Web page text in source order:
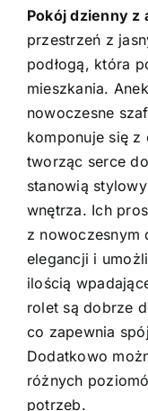
Pokój dzienny z
przestrzeń z
podłogą, która
mieszkania.
nowoczesne
komponuje się
tworząc serce
stanowią
wnętrza. Ich
z nowoczesnym
elegancji i
ilością
rolet są dobrze
co zapewnia
Dodatkowo
różnych
potrzeb.